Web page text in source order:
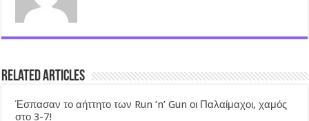
Related Articles
Έσπασαν το αήττητο των Run ‘n’ Gun οι Παλαίμαχοι, χαμός
στο 3-7!